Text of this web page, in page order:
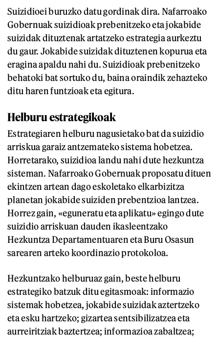
Suizidioei buruzko datu gordinak dira. Nafarroako
Gobernuak suizidioak prebenitzeko eta jokabide
suizidak dituztenak artatzeko estrategia aurkeztu
du gaur. Jokabide suizidak dituztenen kopurua eta
eragina apaldu nahi du. Suizidioak prebenitzeko
behatoki bat sortuko du, baina oraindik zehazteko
ditu haren funtzioak eta egitura.
Helburu estrategikoak
Estrategiaren helburu nagusietako bat da suizidio
arriskua garaiz antzemateko sistema hobetzea.
Horretarako, suizidioa landu nahi dute hezkuntza
sisteman. Nafarroako Gobernuak proposatu dituen
ekintzen artean dago eskoletako elkarbizitza
planetan jokabide suiziden prebentzioa lantzea.
Horrez gain, «eguneratu eta aplikatu» egingo dute
suizidio arriskuan dauden ikasleentzako
Hezkuntza Departamentuaren eta Buru Osasun
sarearen arteko koordinazio protokoloa.
Hezkuntzako helburuaz gain, beste helburu
estrategiko batzuk ditu egitasmoak: informazio
sistemak hobetzea, jokabide suizidak aztertzeko
eta esku hartzeko; gizartea sentsibilizatzea eta
aurreiritziak baztertzea; informazioa zabaltzea;